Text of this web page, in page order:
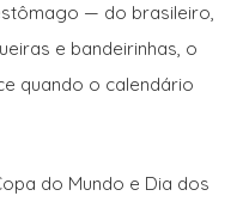
— do brasileiro,
e bandeirinhas, o
quando o calendário
do Mundo e Dia dos